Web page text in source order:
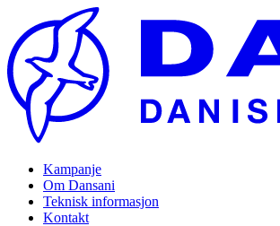
Kampanje
Om Dansani
Teknisk informasjon
Kontakt